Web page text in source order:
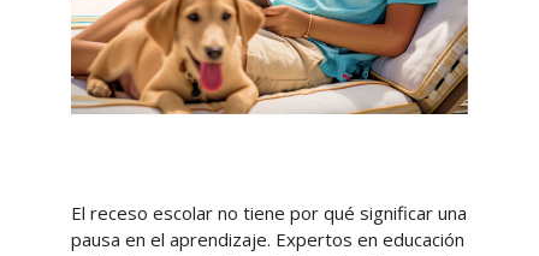
El receso escolar no tiene por qué significar una
pausa en el aprendizaje. Expertos en educación